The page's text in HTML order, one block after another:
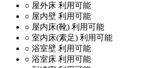
○ 屋外床 利用可能
○ 屋内壁 利用可能
○ 屋内床(靴) 利用可能
○ 室内床(素足) 利用可能
○ 浴室壁 利用可能
○ 浴室床 利用可能